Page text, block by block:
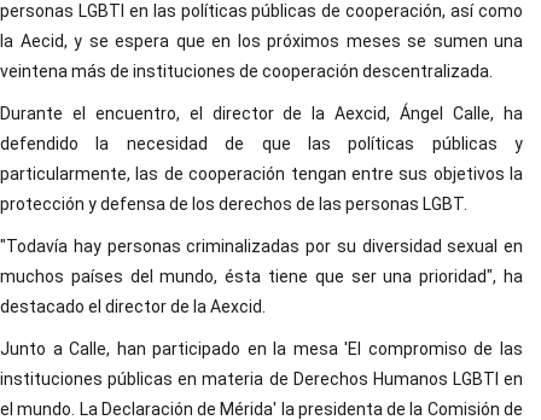
personas LGBTI en las políticas públicas de cooperación, así como
la Aecid, y se espera que en los próximos meses se sumen una
veintena más de instituciones de cooperación descentralizada.
Durante el encuentro, el director de la Aexcid, Ángel Calle, ha
defendido la necesidad de que las políticas públicas y
particularmente, las de cooperación tengan entre sus objetivos la
protección y defensa de los derechos de las personas LGBT.
"Todavía hay personas criminalizadas por su diversidad sexual en
muchos países del mundo, ésta tiene que ser una prioridad", ha
destacado el director de la Aexcid.
Junto a Calle, han participado en la mesa 'El compromiso de las
instituciones públicas en materia de Derechos Humanos LGBTI en
el mundo. La Declaración de Mérida' la presidenta de la Comisión de